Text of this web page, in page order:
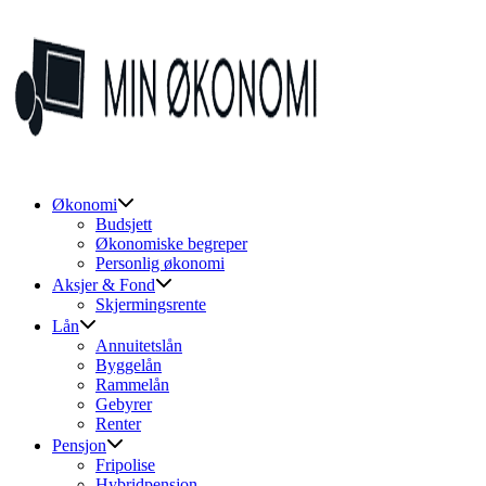
content
Økonomi
Budsjett
Økonomiske begreper
Personlig økonomi
Aksjer & Fond
Skjermingsrente
Lån
Annuitetslån
Byggelån
Rammelån
Gebyrer
Renter
Pensjon
Fripolise